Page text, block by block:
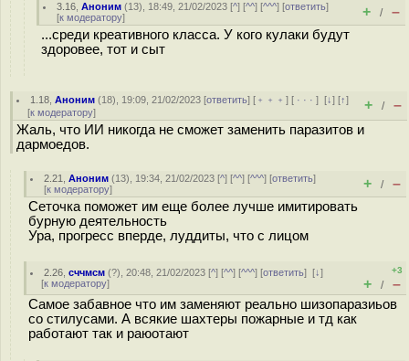
3.16 ,Аноним (13), 18:49, 21/02/2023 [^] [^^] [^^^] [ответить]
[к модератору] + / –
...среди креативного класса. У кого кулаки будут
здоровее, тот и сыт
1.18 ,Аноним (18), 19:09, 21/02/2023 [ответить] [ ﹢﹢﹢] [ · · ·][↓] [↑]
[к модератору] + / –
Жаль, что ИИ никогда не сможет заменить паразитов и
дармоедов.
2.21 ,Аноним (13), 19:34, 21/02/2023 [^] [^^] [^^^] [ответить]
[к модератору] + / –
Сеточка поможет им еще более лучше имитировать
бурную деятельность
Ура, прогресс вперде, луддиты, что с лицом
2.26 ,сччмсм (?), 20:48, 21/02/2023 [^] [^^] [^^^] [ответить][↓]
[к модератору]
+3
+ / –
Самое забавное что им заменяют реально шизопаразиьов
со стилусами. А всякие шахтеры пожарные и тд как
работают так и раюотают